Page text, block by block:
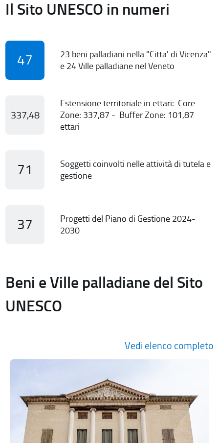
Il Sito UNESCO in numeri
47
23 beni palladiani nella "Citta' di Vicenza"
e 24 Ville palladiane nel Veneto
337,48
Estensione territoriale in ettari: Core
Zone: 337,87 - Buffer Zone: 101,87
ettari
71
Soggetti coinvolti nelle attività di tutela e
gestione
37
Progetti del Piano di Gestione 2024-
2030
Beni e Ville palladiane del Sito
UNESCO
Vedi elenco completo